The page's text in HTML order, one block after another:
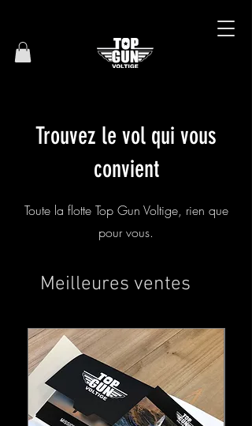
Trouvez le vol qui vous
convient
Toute la flotte Top Gun Voltige, rien que
pour vous.
Meilleures ventes